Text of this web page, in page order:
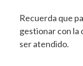
Recuerda que
gestionar con la
ser atendido.